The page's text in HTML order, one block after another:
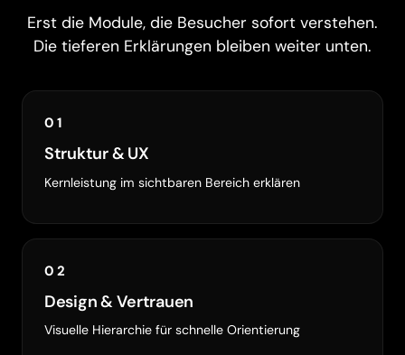
Erst die Module, die Besucher sofort verstehen.
Die tieferen Erklärungen bleiben weiter unten.
01
Struktur & UX
Kernleistung im sichtbaren Bereich erklären
02
Design & Vertrauen
Visuelle Hierarchie für schnelle Orientierung